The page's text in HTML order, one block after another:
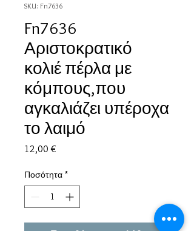
SKU: Fn7636
Fn7636
Αριστοκρατικό
κολιέ πέρλα με
κόμπους,που
αγκαλιάζει υπέροχα
το λαιμό
12,00 €
Ποσότητα *